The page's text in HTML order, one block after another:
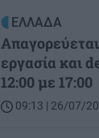
ΕΛΛΑΔΑ
εργασία και
12:00 με 17:00
09:13 | 26/07/